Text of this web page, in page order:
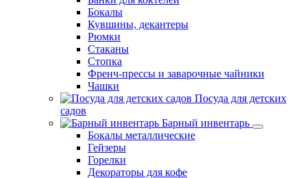
Бокалы
Кувшины, декантеры
Рюмки
Стаканы
Стопка
Френч-прессы и заварочные чайники
Чашки
Посуда для детских
садов
Барный инвентарь
Бокалы металлические
Гейзеры
Горелки
Декораторы для кофе